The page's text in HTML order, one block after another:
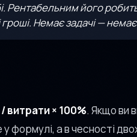
Рентабельним його
Немає задачі — немає
витрати × 100%. Якщо ви
формулі, а в чесності